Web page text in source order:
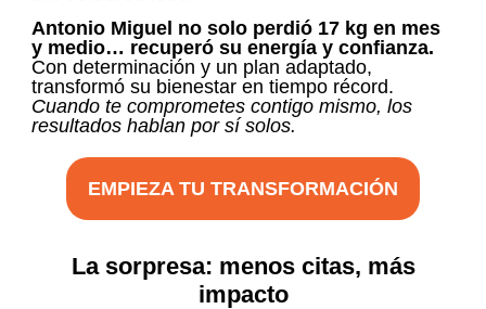
Antonio Miguel no solo perdió 17 kg en mes
y medio… recuperó su energía y confianza.
Con determinación y un plan adaptado,
transformó su bienestar en tiempo récord.
Cuando te comprometes contigo mismo, los
resultados hablan por sí solos.
EMPIEZA TU TRANSFORMACIÓN
La sorpresa: menos citas, más
impacto